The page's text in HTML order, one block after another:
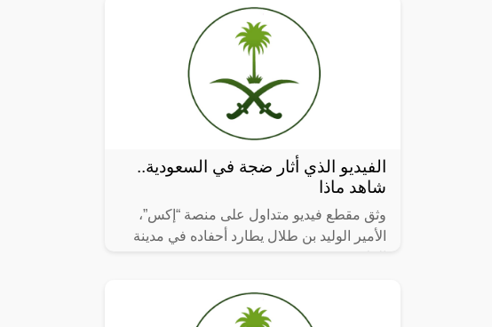
الفيديو الذي أثار ضجة في السعودية..
شاهد ماذا
وثق مقطع فيديو متداول على منصة “إكس”،
الأمير الوليد بن طلال يطارد أحفاده في مدينة